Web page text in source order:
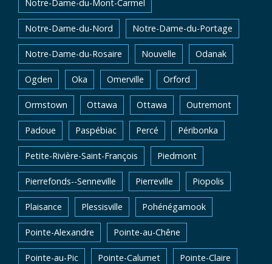
Notre-Dame-du-Mont-Carmel
Notre-Dame-du-Nord Notre-Dame-du-Portage
Notre-Dame-du-Rosaire Nouvelle Odanak
Ogden Oka Omerville Orford
Ormstown Ottawa Ottawa Outremont
Padoue Paspébiac Percé Péribonka
Petite-Rivière-Saint-François Piedmont
Pierrefonds--Senneville Pierreville Piopolis
Plaisance Plessisville Pohénégamook
Pointe-Alexandre Pointe-au-Chêne
Pointe-au-Pic Pointe-Calumet Pointe-Claire